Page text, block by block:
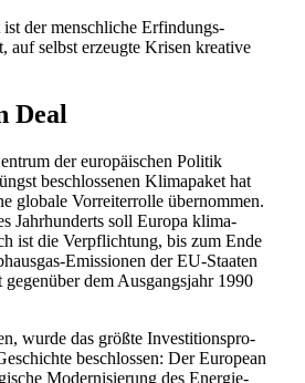
der mensch­liche Erfin­dungs­
auf selbst erzeugte Krisen kreative
Deal
der europäi­schen Politik
beschlos­senen Klima­paket hat
globale Vorrei­ter­rolle übernommen.
Jahrhun­derts soll Europa klima­
ist die Verpflichtung, bis zum Ende
Emissionen der EU-Staaten
dem Ausgangsjahr 1990
wurde das größte Inves­ti­ti­ons­pro­
beschlossen: Der European
Moder­ni­sierung des Energie­